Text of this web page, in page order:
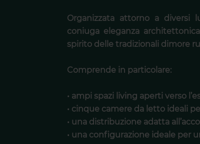
Organizzata attorno a diversi
coniuga eleganza
spirito delle tradizionali dimore
Comprende in particolare:
• ampi spazi living aperti verso
• cinque camere da letto ideali
• una distribuzione adatta
• una configurazione ideale per